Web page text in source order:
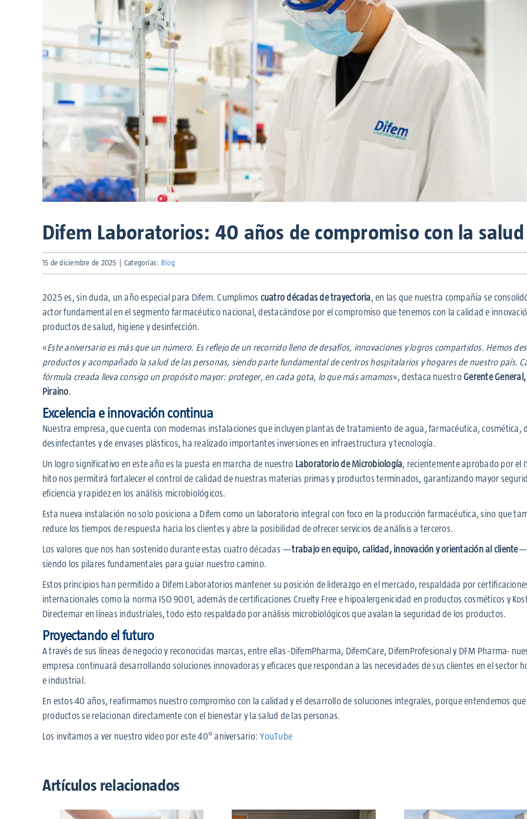
Difem Laboratorios: 40 años de compromiso con la salud
15 de diciembre de 2025 Categorías: Blog
2025 es, sin duda, un año especial para Difem. Cumplimos cuatro décadas de trayectoria, en las que nuestra compañía se
actor fundamental en el segmento farmacéutico nacional, destacándose por el compromiso que tenemos con la calidad e
productos de salud, higiene y desinfección.
«Este aniversario es más que un número. Es reflejo de un recorrido lleno de desafíos, innovaciones y logros compartidos. Hemos
productos y acompañado la salud de las personas, siendo parte fundamental de centros hospitalarios y hogares de nuestro país.
fórmula creada lleva consigo un propósito mayor: proteger, en cada gota, lo que más amamos«, destaca nuestro Gerente
Piraino.
Excelencia e innovación continua
Nuestra empresa, que cuenta con modernas instalaciones que incluyen plantas de tratamiento de agua, farmacéutica, cosmética,
desinfectantes y de envases plásticos, ha realizado importantes inversiones en infraestructura y tecnología.
Un logro significativo en este año es la puesta en marcha de nuestro Laboratorio de Microbiología, recientemente aprobado por el
hito nos permitirá fortalecer el control de calidad de nuestras materias primas y productos terminados, garantizando mayor
eficiencia y rapidez en los análisis microbiológicos.
Esta nueva instalación no solo posiciona a Difem como un laboratorio integral con foco en la producción farmacéutica, sino que
reduce los tiempos de respuesta hacia los clientes y abre la posibilidad de ofrecer servicios de análisis a terceros.
Los valores que nos han sostenido durante estas cuatro décadas —trabajo en equipo, calidad, innovación y orientación al cliente—
siendo los pilares fundamentales para guiar nuestro camino.
Estos principios han permitido a Difem Laboratorios mantener su posición de liderazgo en el mercado, respaldada por
internacionales como la norma ISO 9001, además de certificaciones Cruelty Free e hipoalergenicidad en productos cosméticos y
Directemar en líneas industriales, todo esto respaldado por análisis microbiológicos que avalan la seguridad de los productos.
Proyectando el futuro
A través de sus líneas de negocio y reconocidas marcas, entre ellas -DifemPharma, DifemCare, DifemProfesional y DFM Pharma-
empresa continuará desarrollando soluciones innovadoras y eficaces que respondan a las necesidades de sus clientes en el sector
e industrial.
En estos 40 años, reafirmamos nuestro compromiso con la calidad y el desarrollo de soluciones integrales, porque entendemos
productos se relacionan directamente con el bienestar y la salud de las personas.
Los invitamos a ver nuestro video por este 40° aniversario:YouTube
Artículos relacionados